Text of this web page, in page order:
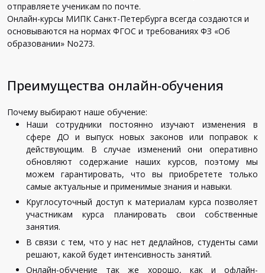
отправляете ученикам по почте.
Онлайн-курсы МИПК Санкт-Петербурга всегда создаются и
основываются на нормах ФГОС и требованиях ФЗ «Об
образовании» No273.
Преимущества онлайн-обучения
Почему выбирают наше обучение:
Наши сотрудники постоянно изучают изменения в
сфере ДО и выпуск новых законов или поправок к
действующим. В случае изменений они оперативно
обновляют содержание наших курсов, поэтому мы
можем гарантировать, что вы приобретете только
самые актуальные и применимые знания и навыки.
Круглосуточный доступ к материалам курса позволяет
участникам курса планировать свои собственные
занятия.
В связи с тем, что у нас нет дедлайнов, студенты сами
решают, какой будет интенсивность занятий.
Онлайн-обучение так же хорошо, как и офлайн-